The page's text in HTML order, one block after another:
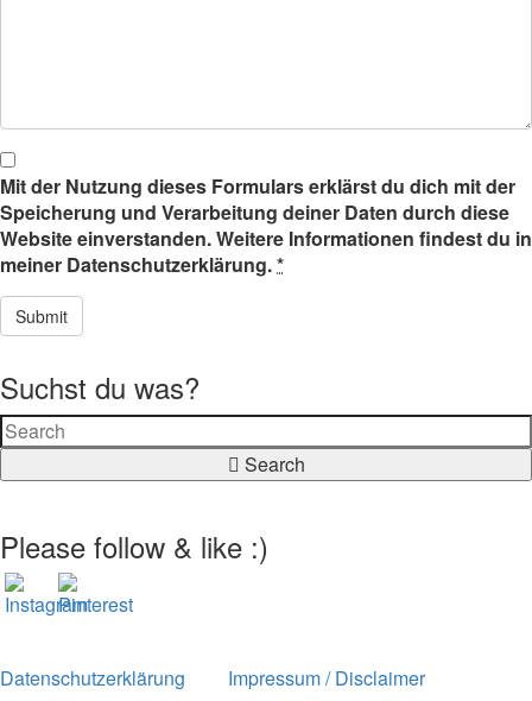
Mit der Nutzung dieses Formulars erklärst du dich mit der
Speicherung und Verarbeitung deiner Daten durch diese
Website einverstanden. Weitere Informationen findest du in
meiner Datenschutzerklärung.*
Suchst du was?
Search
Please follow & like :)
Datenschutzerklärung Impressum / Disclaimer